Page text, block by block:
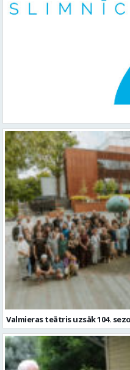
Valmieras teātris uzsāk 104.